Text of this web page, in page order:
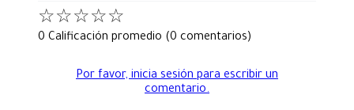
☆☆☆☆☆
0 Calificación promedio (0 comentarios)
Por favor, inicia sesión para escribir un
comentario.